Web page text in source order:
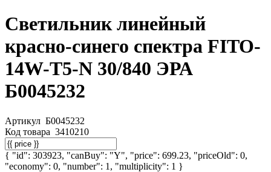
Светильник линейный
красно-синего спектра FITO-
14W-Т5-N 30/840 ЭРА
Б0045232
Артикул Б0045232
Код товара 3410210
{ "id": 303923, "canBuy": "Y", "price": 699.23, "priceOld": 0,
"economy": 0, "number": 1, "multiplicity": 1 }